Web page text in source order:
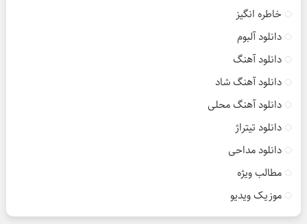
خاطره انگیز
دانلود آلبوم
دانلود آهنگ
دانلود آهنگ شاد
دانلود آهنگ محلی
دانلود تیتراژ
دانلود مداحی
مطالب ویژه
موزیک ویدیو